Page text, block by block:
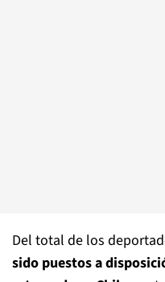
Del total de los
sido puestos a